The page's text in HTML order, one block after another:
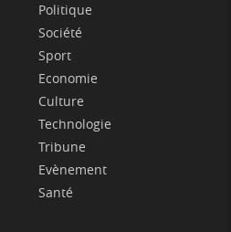
Politique
Société
Sport
Economie
Culture
Technologie
Tribune
Evènement
Santé